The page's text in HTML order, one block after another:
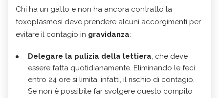
Chi ha un gatto e non ha ancora contratto la
toxoplasmosi deve prendere alcuni accorgimenti per
evitare il contagio in gravidanza:
Delegare la pulizia della lettiera, che deve
essere fatta quotidianamente. Eliminando le feci
entro 24 ore si limita, infatti, il rischio di contagio.
Se non è possibile far svolgere questo compito